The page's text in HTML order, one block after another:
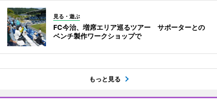
見る・遊ぶ
FC今治、増席エリア巡るツアー サポーターとの
ベンチ製作ワークショップで
もっと見る